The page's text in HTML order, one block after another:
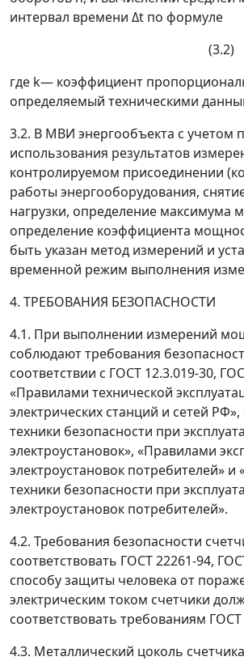
интервал времени Δt по формуле
(3.2)
где k— коэффициент
определяемый техническими
3.2. В МВИ энергообъекта с учетом
использования результатов
контролируемом присоединении
работы энергооборудования,
нагрузки, определение максимума
определение коэффициента
быть указан метод измерений и
временной режим выполнения
4. ТРЕБОВАНИЯ БЕЗОПАСНОСТИ
4.1. При выполнении измерений
соблюдают требования
соответствии с ГОСТ 12.3.019-30,
«Правилами технической
электрических станций и сетей
техники безопасности при
электроустановок», «Правилами
электроустановок потребителей»
техники безопасности при
электроустановок потребителей».
4.2. Требования безопасности
соответствовать ГОСТ 22261-94,
способу защиты человека от
электрическим током счетчики
соответствовать требованиям ГОСТ
4.3. Металлический цоколь